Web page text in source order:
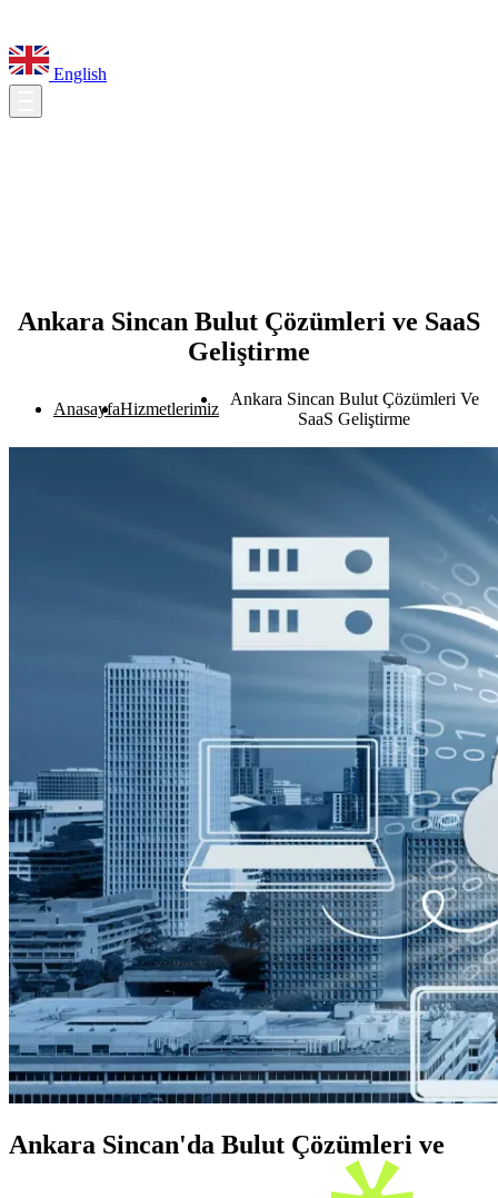
English
Ankara Sincan Bulut Çözümleri ve SaaS
Geliştirme
AnasayfaHizmetlerimiz
Ankara Sincan Bulut Çözümleri Ve
SaaS Geliştirme
Ankara Sincan'da Bulut Çözümleri ve